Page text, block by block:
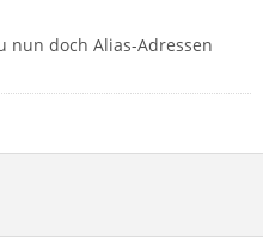
nun doch Alias-Adressen